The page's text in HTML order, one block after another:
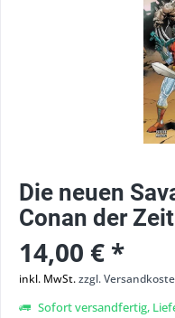
Die neuen
Conan der
14,00 € *
inkl. MwSt.zzgl.
Sofort versandfertig,